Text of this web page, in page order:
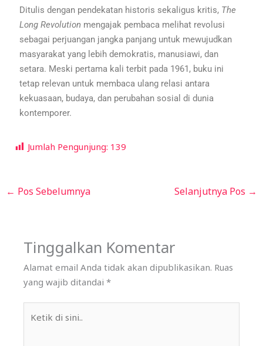
Ditulis dengan pendekatan historis sekaligus kritis, The
Long Revolution mengajak pembaca melihat revolusi
sebagai perjuangan jangka panjang untuk mewujudkan
masyarakat yang lebih demokratis, manusiawi, dan
setara. Meski pertama kali terbit pada 1961, buku ini
tetap relevan untuk membaca ulang relasi antara
kekuasaan, budaya, dan perubahan sosial di dunia
kontemporer.
Jumlah Pengunjung: 139
← Pos Sebelumnya Selanjutnya Pos →
Tinggalkan Komentar
Alamat email Anda tidak akan dipublikasikan. Ruas
yang wajib ditandai*